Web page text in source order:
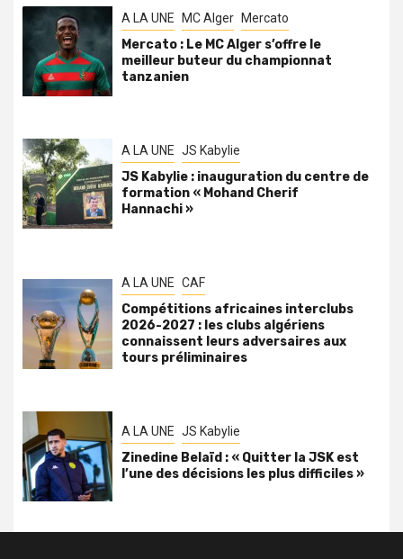
A LA UNE MC Alger Mercato
Mercato : Le MC Alger s’offre le
meilleur buteur du championnat
tanzanien
A LA UNE JS Kabylie
JS Kabylie : inauguration du centre de
formation « Mohand Cherif
Hannachi »
A LA UNE CAF
Compétitions africaines interclubs
2026-2027 : les clubs algériens
connaissent leurs adversaires aux
tours préliminaires
A LA UNE JS Kabylie
Zinedine Belaïd : « Quitter la JSK est
l’une des décisions les plus difficiles »